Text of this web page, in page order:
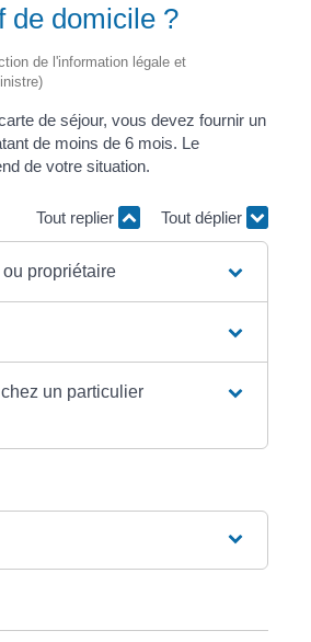
de domicile ?
de l'information légale et
de séjour, vous devez fournir un
de moins de 6 mois. Le
de votre situation.
Tout replier Tout déplier
propriétaire
un particulier